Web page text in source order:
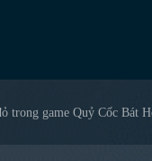
trong game Quỷ Cốc Bát